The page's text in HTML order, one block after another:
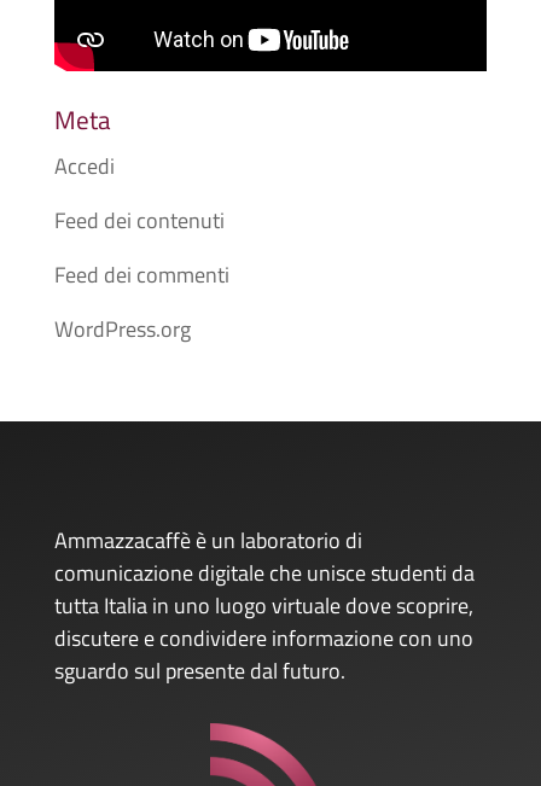
Meta
Accedi
Feed dei contenuti
Feed dei commenti
WordPress.org
Ammazzacaffè è un laboratorio di
comunicazione digitale che unisce studenti da
tutta Italia in uno luogo virtuale dove scoprire,
discutere e condividere informazione con uno
sguardo sul presente dal futuro.